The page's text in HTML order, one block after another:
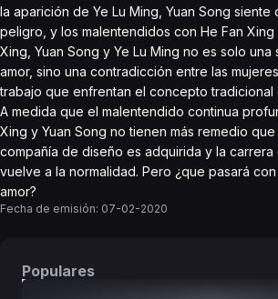
la aparición de Ye Lu Ming, Yuan Song siente
peligro, y los malentendidos con He Fan Xing
Xing, Yuan Song y Ye Lu Ming no es solo
amor, sino una contradicción entre las
trabajo que enfrentan el concepto tradicional
A medida que el malentendido continua
Xing y Yuan Song no tienen más remedio que
compañía de diseño es adquirida y la carrera
vuelve a la normalidad. Pero ¿que pasará
amor?
Fecha de emisión: 07-02-2020
Populares